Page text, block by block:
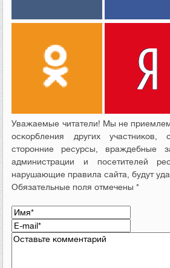
Уважаемые читатели! Мы не
оскорбления других
сторонние ресурсы, враждебные
администрации и посетителей
нарушающие правила сайта, будут
Обязательные поля отмечены *